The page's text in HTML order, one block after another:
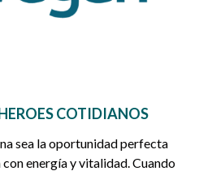
COTIDIANOS
sea la oportunidad perfecta
energía y vitalidad. Cuando